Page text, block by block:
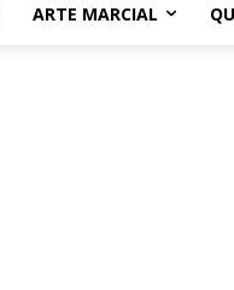
ARTE MARCIAL